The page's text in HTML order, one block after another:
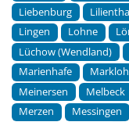
Liebenburg
Lingen
Lohne
Lüchow (Wendland)
Marienhafe
Meinersen
Melbeck
Merzen
Messingen